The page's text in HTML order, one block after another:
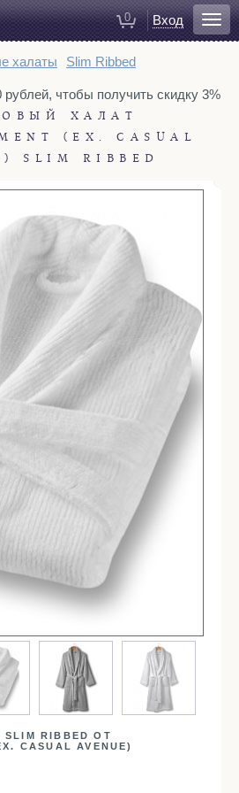
0 Вход
Для ванной
Полотенца
Коврики для ванной
Тапочки
Для спальни
Постельное белье
Покрывала
Пледы
Декоративные подушки
Домашняя одежда
Простыни
Маски для сна
Пододеяльники
Одеяла
Наматрасники
Детское постельное белье
Детские полотенца
Детские халаты
Бортики в кроватку
Пеленки
халаты Slim Ribbed
чтобы получить скидку 3%.
ХАЛАТ
(EX. CASUAL
SLIM RIBBED
RIBBED ОТ
CASUAL AVENUE)